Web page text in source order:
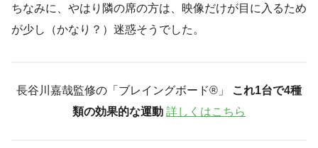
ちなみに、やはり隣の席の方は、映像だけが目に入るため
が少し（かなり？）迷惑そうでした。
長谷川嘉哉監修の「ブレイングボード®︎」
これ1台で4種
類の効果的な運動 詳しくはこちら